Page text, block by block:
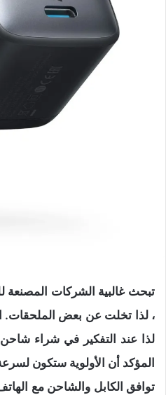
تبحث غالبية الشركات المصنعة
، لذا تخلت عن بعض الملحقات.
لذا عند التفكير في شراء
المؤكد أن الأولوية ستكون
توافق الكابل والشاحن مع